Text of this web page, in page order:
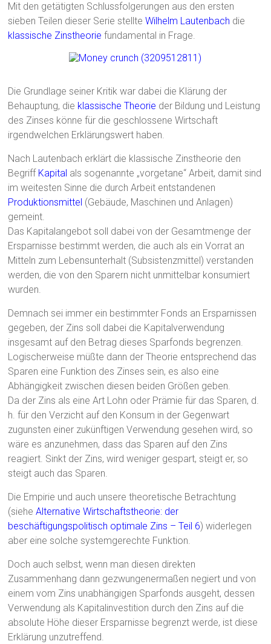
Mit den getätigten Schlussfolgerungen aus den ersten
sieben Teilen dieser Serie stellteWilhelm Lautenbach die
klassische Zinstheorie fundamental in Frage.
Die Grundlage seiner Kritik war dabei die Klärung der
Behauptung, die klassische Theorie der Bildung und Leistung
des Zinses könne für die geschlossene Wirtschaft
irgendwelchen Erklärungswert haben.
Nach Lautenbach erklärt die klassische Zinstheorie den
Begriff Kapital als sogenannte „vorgetane“ Arbeit, damit sind
im weitesten Sinne die durch Arbeit entstandenen
Produktionsmittel (Gebäude, Maschinen und Anlagen)
gemeint.
Das Kapitalangebot soll dabei von der Gesamtmenge der
Ersparnisse bestimmt werden, die auch als ein Vorrat an
Mitteln zum Lebensunterhalt (Subsistenzmittel) verstanden
werden, die von den Sparern nicht unmittelbar konsumiert
wurden.
Demnach sei immer ein bestimmter Fonds an Ersparnissen
gegeben, der Zins soll dabei die Kapitalverwendung
insgesamt auf den Betrag dieses Sparfonds begrenzen.
Logischerweise müßte dann der Theorie entsprechend das
Sparen eine Funktion des Zinses sein, es also eine
Abhängigkeit zwischen diesen beiden Größen geben.
Da der Zins als eine Art Lohn oder Prämie für das Sparen, d.
h. für den Verzicht auf den Konsum in der Gegenwart
zugunsten einer zukünftigen Verwendung gesehen wird, so
wäre es anzunehmen, dass das Sparen auf den Zins
reagiert. Sinkt der Zins, wird weniger gespart, steigt er, so
steigt auch das Sparen.
Die Empirie und auch unsere theoretische Betrachtung
(sieheAlternative Wirtschaftstheorie: der
beschäftigungspolitisch optimale Zins – Teil 6) widerlegen
aber eine solche systemgerechte Funktion.
Doch auch selbst, wenn man diesen direkten
Zusammenhang dann gezwungenermaßen negiert und von
einem vom Zins unabhängigen Sparfonds ausgeht, dessen
Verwendung als Kapitalinvestition durch den Zins auf die
absolute Höhe dieser Ersparnisse begrenzt werde, ist diese
Erklärung unzutreffend.